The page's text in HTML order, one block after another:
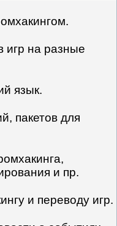
игр на разные
язык.
пакетов для
и пр.
и переводу игр.